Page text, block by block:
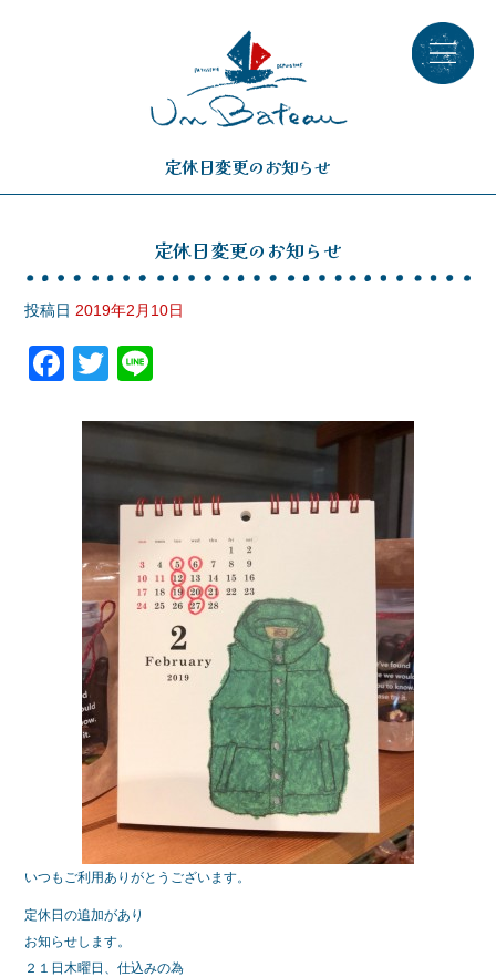
定休日変更のお知らせ
定休日変更のお知らせ
投稿日 2019年2月10日
F
c
o
o
k
T
tt
er
e
いつもご利用ありがとうございます。
定休日の追加があり
お知らせします。
２１日木曜日、仕込みの為